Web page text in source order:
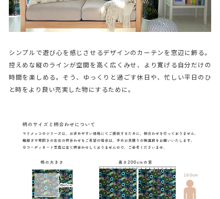
シンプルで遊び心を感じさせるデザインのカーテンを窓辺に飾る。
控えめな縦のラインが空間を高く広くみせ、より寛げる自分だけの
時間を楽しめる。そう、ゆっくりと過ごす休日や、忙しい平日のひ
と時をより良い充実した物にするために。